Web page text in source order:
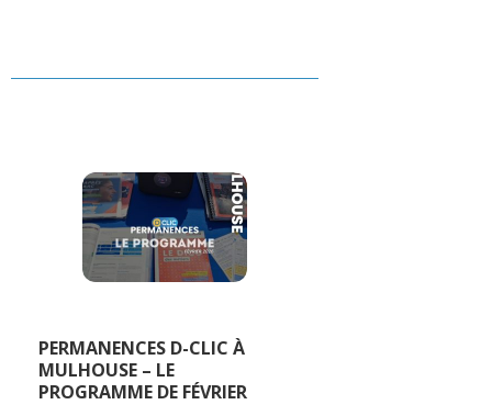
PERMANENCES D-CLIC À
MULHOUSE – LE
PROGRAMME DE FÉVRIER